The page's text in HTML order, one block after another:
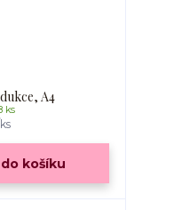
A4
ks
ks
košíku